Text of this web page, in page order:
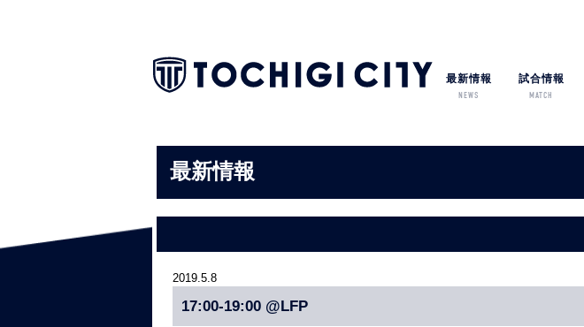
最新情報
NEWS
試合情報
MATCH
最新情報
2019.5.8
17:00-19:00 @LFP